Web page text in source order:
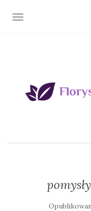
TOGGLE